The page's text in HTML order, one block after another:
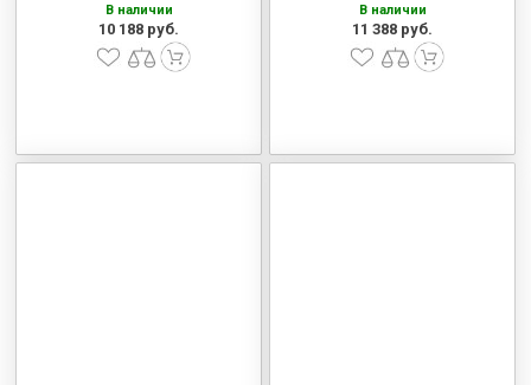
В наличии
10 188 руб.
В наличии
11 388 руб.